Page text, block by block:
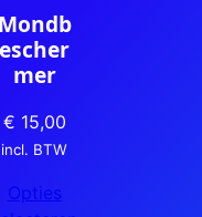
Mondb
escher
mer
€ 15,00
incl. BTW
Opties